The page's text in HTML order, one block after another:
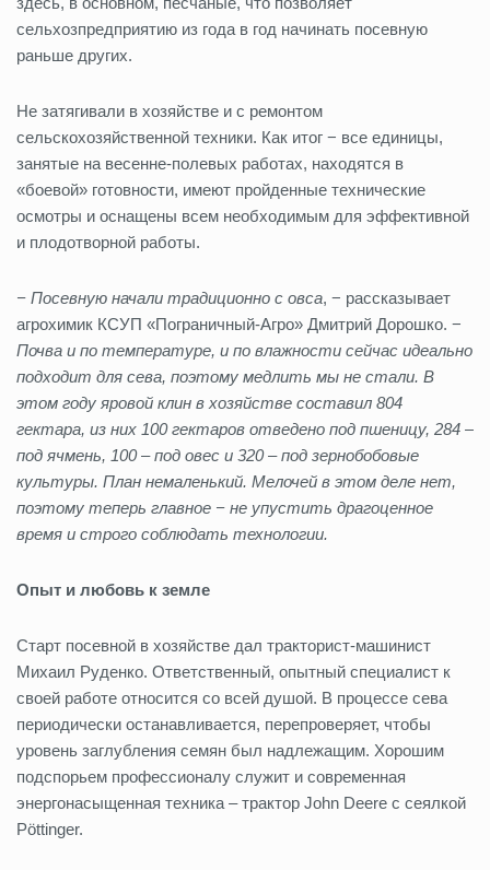
сельхозпредприятию из года в год начинать посевную
раньше других.
Не затягивали в хозяйстве и с ремонтом
сельскохозяйственной техники. Как итог − все единицы,
занятые на весенне-полевых работах, находятся в
«боевой» готовности, имеют пройденные технические
осмотры и оснащены всем необходимым для эффективной
и плодотворной работы.
− Посевную начали традиционно с овса, − рассказывает
агрохимик КСУП «Пограничный-Агро» Дмитрий Дорошко. −
Почва и по температуре, и по влажности сейчас идеально
подходит для сева, поэтому медлить мы не стали. В
этом году яровой клин в хозяйстве составил 804
гектара, из них 100 гектаров отведено под пшеницу, 284 –
под ячмень, 100 – под овес и 320 – под зернобобовые
культуры. План немаленький. Мелочей в этом деле нет,
поэтому теперь главное − не упустить драгоценное
время и строго соблюдать технологии.
Опыт и любовь к земле
Старт посевной в хозяйстве дал тракторист-машинист
Михаил Руденко. Ответственный, опытный специалист к
своей работе относится со всей душой. В процессе сева
периодически останавливается, перепроверяет, чтобы
уровень заглубления семян был надлежащим. Хорошим
подспорьем профессионалу служит и современная
энергонасыщенная техника – трактор John Deere с сеялкой
Pöttinger.